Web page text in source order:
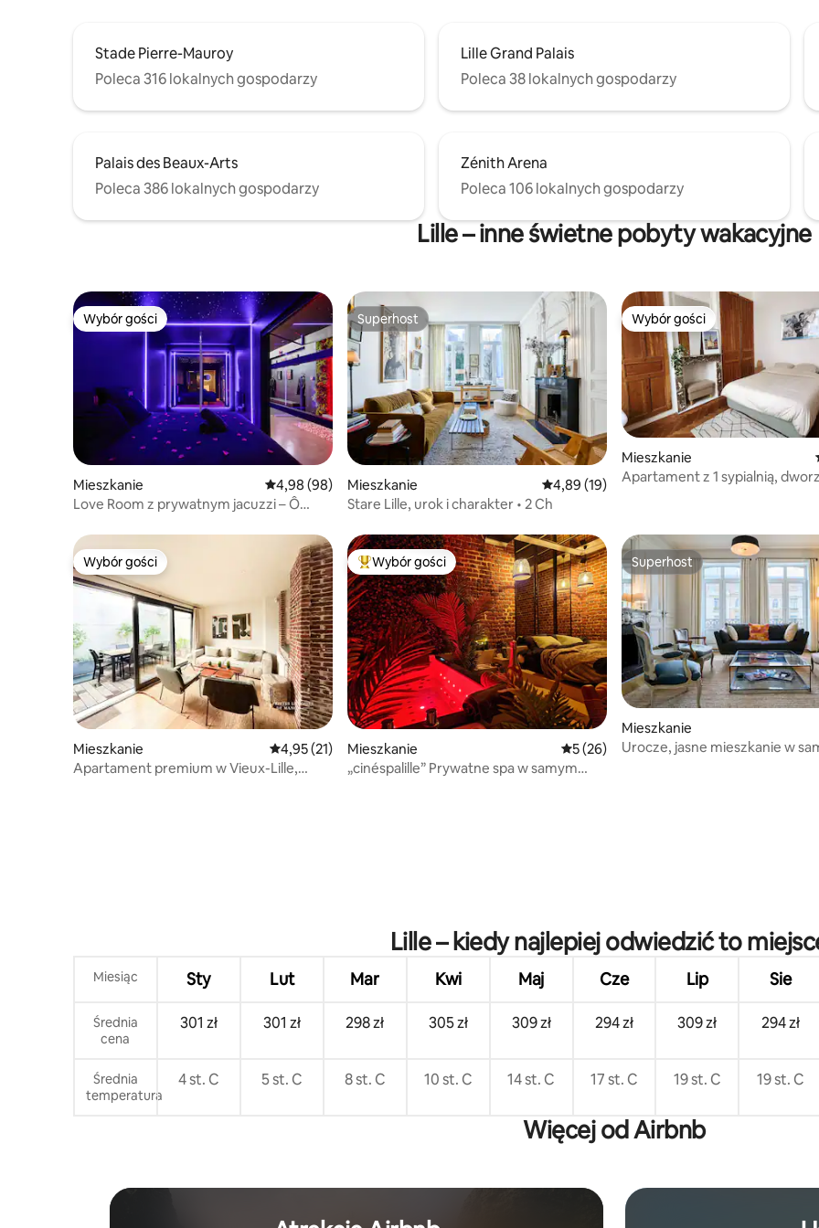
Stade Pierre-Mauroy
Poleca 316 lokalnych gospodarzy
Lille Grand Palais
Poleca 38 lokalnych gospodarzy
Palais des Beaux-Arts
Poleca 386 lokalnych gospodarzy
Zénith Arena
Poleca 106 lokalnych gospodarzy
Lille – inne świetne pobyty wakacyjne
Wybór gości
Wybór gości
Mieszkanie Średnia ocena: 4,98 na 5, liczba recenzji: 98
4,98 (98)
Love Room z prywatnym jacuzzi – Ô
Superhost
Superhost
Mieszkanie Średnia ocena: 4,89 na 5, liczba recenzji: 19
4,89 (19)
Stare Lille, urok i charakter • 2 Ch
Wybór gości
Wybór gości
Mieszkanie
Apartament z 1 sypialnią,
Wybór gości
Wybór gości
Mieszkanie Średnia ocena: 4,95 na 5, liczba recenzji: 21
4,95 (21)
Apartament premium w Vieux-Lille,
Najpopularniejsze z kategorii Wybór gości
Wybór gości
Mieszkanie Średnia ocena: 5 na 5, liczba recenzji: 26
5 (26)
„cinéspalille” Prywatne spa w samym
Superhost
Superhost
Mieszkanie
Urocze, jasne mieszkanie w
Lille – kiedy najlepiej odwiedzić to
Miesiąc Sty Lut Mar Kwi Maj Cze Lip Sie
Średnia
cena
301 zł 301 zł 298 zł 305 zł 309 zł 294 zł 309 zł 294 zł
Średnia
temperatura
4 st. C 5 st. C 8 st. C 10 st. C 14 st. C 17 st. C 19 st. C 19 st. C
Więcej od Airbnb